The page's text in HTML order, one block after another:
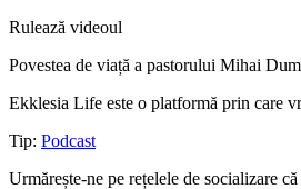
Rulează videoul
Povestea de viață a pastorului Mihai
Ekklesia Life este o platformă prin care
Tip: Podcast
Urmărește-ne pe rețelele de socializare